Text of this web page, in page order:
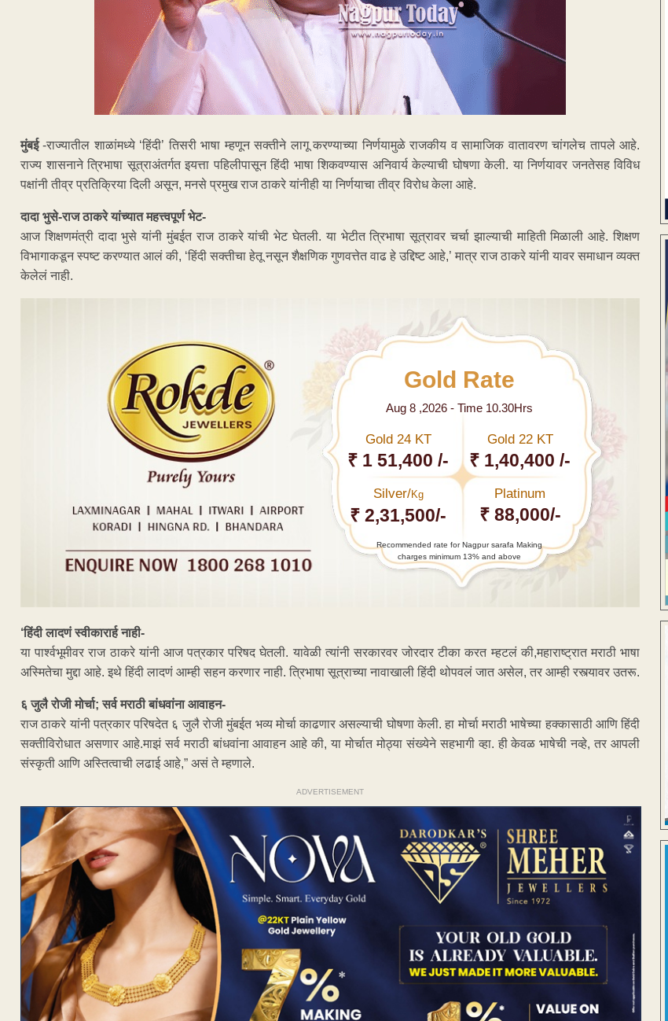
मुंबई-राज्यातील शाळांमध्ये ‘हिंदी’ तिसरी भाषा म्हणून सक्तीने लागू करण्याच्या निर्णयामुळे राजकीय व सामाजिक वातावरण चांगलेच तापले आहे.
राज्य शासनाने त्रिभाषा सूत्राअंतर्गत इयत्ता पहिलीपासून हिंदी भाषा शिकवण्यास अनिवार्य केल्याची घोषणा केली. या निर्णयावर जनतेसह विविध
पक्षांनी तीव्र प्रतिक्रिया दिली असून, मनसे प्रमुख राज ठाकरे यांनीही या निर्णयाचा तीव्र विरोध केला आहे.
दादा भुसे-राज ठाकरे यांच्यात महत्त्वपूर्ण भेट-
आज शिक्षणमंत्री दादा भुसे यांनी मुंबईत राज ठाकरे यांची भेट घेतली. या भेटीत त्रिभाषा सूत्रावर चर्चा झाल्याची माहिती मिळाली आहे. शिक्षण
विभागाकडून स्पष्ट करण्यात आलं की, ‘हिंदी सक्तीचा हेतू नसून शैक्षणिक गुणवत्तेत वाढ हे उद्दिष्ट आहे,’ मात्र राज ठाकरे यांनी यावर समाधान व्यक्त
केलेलं नाही.
Gold Rate
Aug 8 ,2026 - Time 10.30Hrs
Gold 24 KT
₹ 1 51,400 /-
Gold 22 KT
₹ 1,40,400 /-
Silver/Kg
₹ 2,31,500/-
Platinum
₹ 88,000/-
Recommended rate for Nagpur sarafa Making
charges minimum 13% and above
‘हिंदी लादणं स्वीकारार्ह नाही-
या पार्श्वभूमीवर राज ठाकरे यांनी आज पत्रकार परिषद घेतली. यावेळी त्यांनी सरकारवर जोरदार टीका करत म्हटलं की,महाराष्ट्रात मराठी भाषा
अस्मितेचा मुद्दा आहे. इथे हिंदी लादणं आम्ही सहन करणार नाही. त्रिभाषा सूत्राच्या नावाखाली हिंदी थोपवलं जात असेल, तर आम्ही रस्त्यावर उतरू.
६ जुलै रोजी मोर्चा; सर्व मराठी बांधवांना आवाहन-
राज ठाकरे यांनी पत्रकार परिषदेत ६ जुलै रोजी मुंबईत भव्य मोर्चा काढणार असल्याची घोषणा केली. हा मोर्चा मराठी भाषेच्या हक्कासाठी आणि हिंदी
सक्तीविरोधात असणार आहे.माझं सर्व मराठी बांधवांना आवाहन आहे की, या मोर्चात मोठ्या संख्येने सहभागी व्हा. ही केवळ भाषेची नव्हे, तर आपली
संस्कृती आणि अस्तित्वाची लढाई आहे,” असं ते म्हणाले.
ADVERTISEMENT